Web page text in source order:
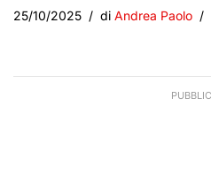
25/10/2025 di Andrea Paolo